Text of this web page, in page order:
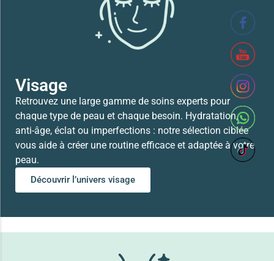
Visage
Retrouvez une large gamme de soins experts pour
chaque type de peau et chaque besoin. Hydratation,
anti-âge, éclat ou imperfections : notre sélection ciblée
vous aide à créer une routine efficace et adaptée à votre
peau.
Découvrir l’univers visage